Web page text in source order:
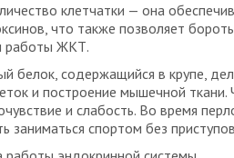
клетчатки — она
что также позволяет
работы ЖКТ.
белок, содержащийся в крупе,
и построение мышечной ткани.
и слабость. Во время
заниматься спортом без